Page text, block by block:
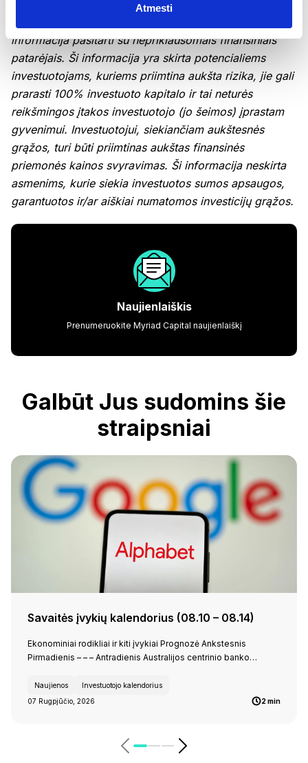
Atmesti
pateiktos informacijos. Rekomenduojame prieš
informacija pasitarti su nepriklausomais finansiniais
patarėjais. Ši informacija yra skirta potencialiems
investuotojams, kuriems priimtina aukšta rizika, jie gali
prarasti 100% investuoto kapitalo ir tai neturės
reikšmingos įtakos investuotojo (jo šeimos) įprastam
gyvenimui. Investuotojui, siekiančiam aukštesnės
grąžos, turi būti priimtinas aukštas finansinės
priemonės kainos svyravimas. Ši informacija neskirta
asmenims, kurie siekia investuotos sumos apsaugos,
garantuotos ir/ar aiškiai numatomos investicijų grąžos.
Naujienlaiškis
Prenumeruokite Myriad Capital naujienlaiškį
Galbūt Jus sudomins šie
straipsniai
Savaitės įvykių kalendorius (08.10 – 08.14)
Ekonominiai rodikliai ir kiti įvykiai Prognozė Ankstesnis
Pirmadienis – – – Antradienis Australijos centrinio banko…
Naujienos
Investuotojo kalendorius
07 Rugpjūčio, 2026
2 min